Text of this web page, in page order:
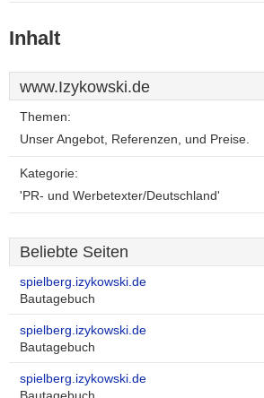
Inhalt
www.Izykowski.de
Themen:
Unser Angebot, Referenzen, und Preise.
Kategorie:
'PR- und Werbetexter/Deutschland'
Beliebte Seiten
spielberg.izykowski.de
Bautagebuch
spielberg.izykowski.de
Bautagebuch
spielberg.izykowski.de